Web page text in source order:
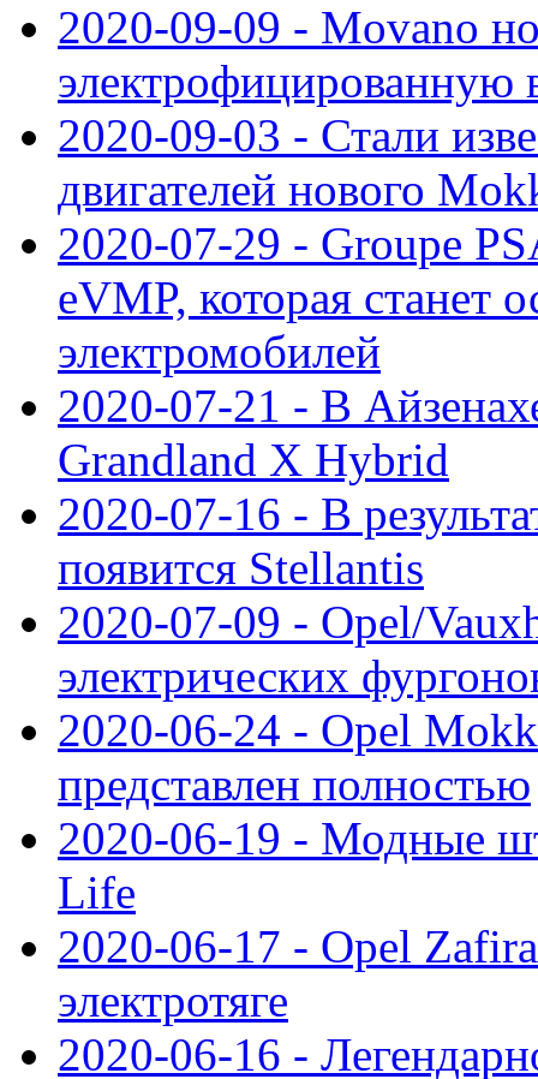
2020-09-09 - Movano
электрофицированную
2020-09-03 - Стали
двигателей нового
2020-07-29 - Groupe
eVMP, которая станет
электромобилей
2020-07-21 - В
Grandland X Hybrid
2020-07-16 - В
появится Stellantis
2020-07-09 - Opel/
электрических
2020-06-24 - Opel
представлен полностью
2020-06-19 - Модные
Life
2020-06-17 - Opel
электротяге
2020-06-16 -